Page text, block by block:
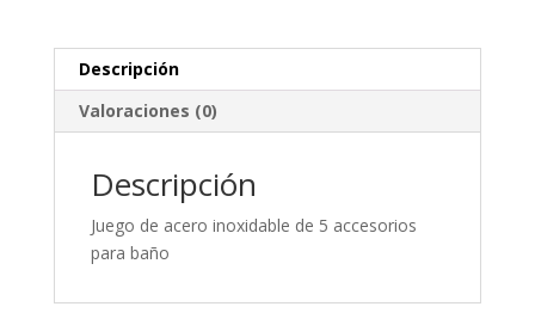
Descripción
Valoraciones (0)
Descripción
Juego de acero inoxidable de 5 accesorios
para baño